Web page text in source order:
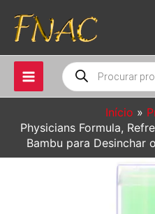
para
conteúdo
Pesquisar
produtos
Início
Physicians Formula,
Bambu para Desinchar